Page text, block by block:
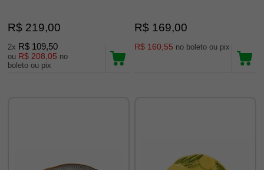
R$ 219,00
2x R$ 109,50
ou R$ 208,05 no
boleto ou pix
R$ 169,00
R$ 160,55 no boleto ou pix